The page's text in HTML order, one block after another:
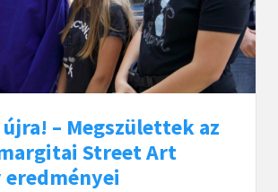
– Megszülettek az
Street Art